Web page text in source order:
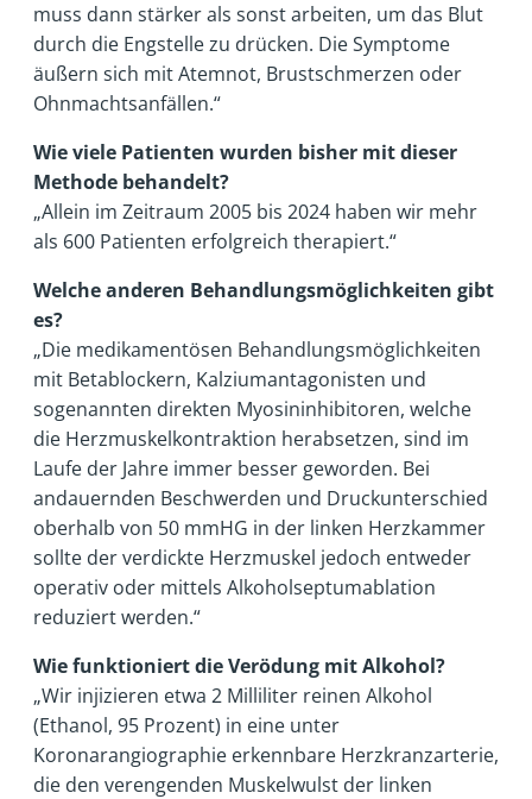
muss dann stärker als sonst arbeiten, um das Blut
durch die Engstelle zu drücken. Die Symptome
äußern sich mit Atemnot, Brustschmerzen oder
Ohnmachtsanfällen.“
Wie viele Patienten wurden bisher mit dieser
Methode behandelt?
„Allein im Zeitraum 2005 bis 2024 haben wir mehr
als 600 Patienten erfolgreich therapiert.“
Welche anderen Behandlungsmöglichkeiten gibt
es?
„Die medikamentösen Behandlungsmöglichkeiten
mit Betablockern, Kalziumantagonisten und
sogenannten direkten Myosininhibitoren, welche
die Herzmuskelkontraktion herabsetzen, sind im
Laufe der Jahre immer besser geworden. Bei
andauernden Beschwerden und Druckunterschied
oberhalb von 50 mmHG in der linken Herzkammer
sollte der verdickte Herzmuskel jedoch entweder
operativ oder mittels Alkoholseptumablation
reduziert werden.“
Wie funktioniert die Verödung mit Alkohol?
„Wir injizieren etwa 2 Milliliter reinen Alkohol
(Ethanol, 95 Prozent) in eine unter
Koronarangiographie erkennbare Herzkranzarterie,
die den verengenden Muskelwulst der linken